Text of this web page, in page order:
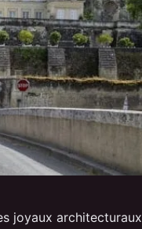
joyaux architecturaux